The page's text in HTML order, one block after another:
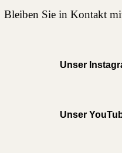
Bleiben Sie in Kontakt
Unser
Unser